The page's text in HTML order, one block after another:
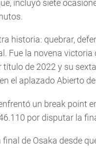
incluyó siete
historia: quebrar,
Fue la novena
título de 2022 y su
el aplazado Abierto
un break point
por disputar la
de Osaka desde